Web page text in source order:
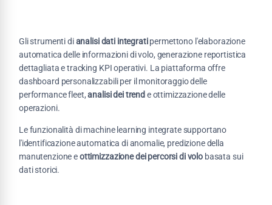
Gli strumenti dianalisi dati integratipermettono l'elaborazione
automatica delle informazioni di volo, generazione reportistica
dettagliata e tracking KPI operativi. La piattaforma offre
dashboard personalizzabili per il monitoraggio delle
performance fleet,analisi dei trend e ottimizzazione delle
operazioni.
Le funzionalità di machine learning integrate supportano
l'identificazione automatica di anomalie, predizione della
manutenzione eottimizzazione dei percorsi di volo basata sui
dati storici.